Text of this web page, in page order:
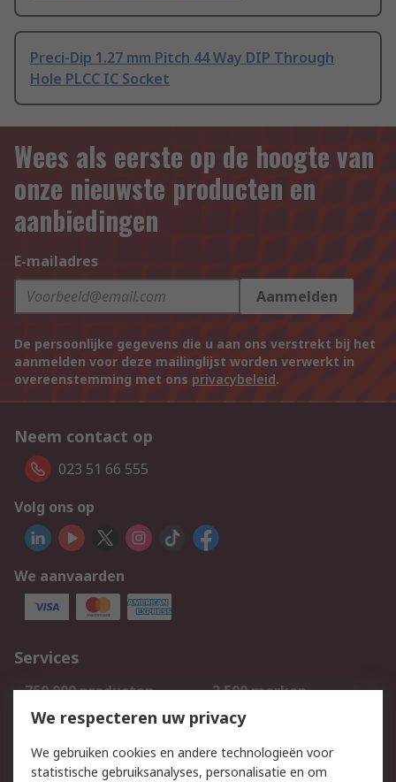
Preci-Dip 1.27 mm Pitch 44 Way DIP Through
Hole PLCC IC Socket
Wees als eerste op de hoogte van
onze nieuwste producten en
aanbiedingen
E-mailadres
Aanmelden
De persoonlijke gegevens die u aan ons verstrekt bij het
aanmelden voor deze mailinglijst worden verwerkt in
overeenstemming met ons privacybeleid.
Neem contact op
023 51 66 555
Volg ons op
We aanvaarden
Services
750.000 producten
2.500 merken
Bestellen
Inkoopoplossingen
Track & Trace
We respecteren uw privacy
We gebruiken cookies en andere technologieën voor
statistische gebruiksanalyses, personalisatie en om